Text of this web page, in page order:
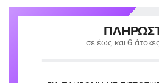
σε έως και 6